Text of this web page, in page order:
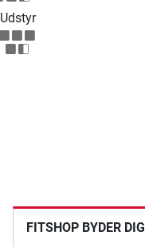
Udstyr
FITSHOP BYDER DIG